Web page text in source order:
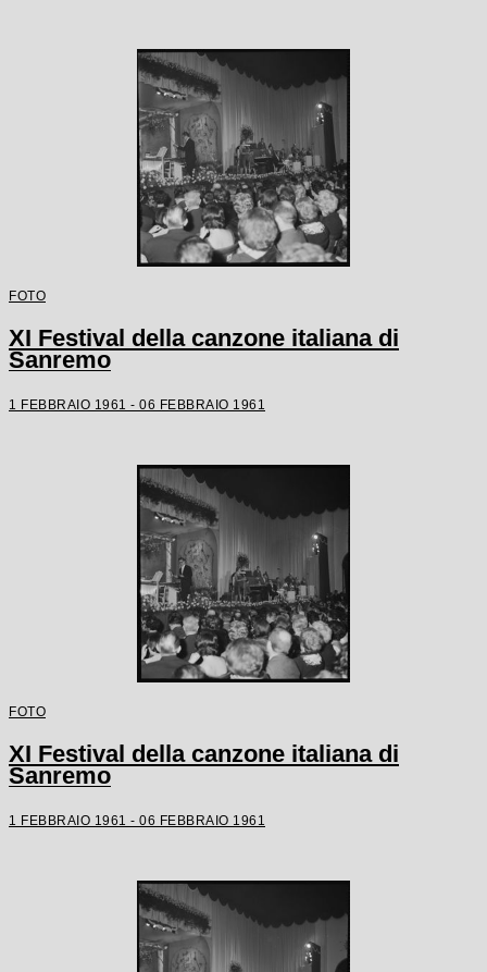
FOTO
XI Festival della canzone italiana di
Sanremo
1 FEBBRAIO 1961 - 06 FEBBRAIO 1961
FOTO
XI Festival della canzone italiana di
Sanremo
1 FEBBRAIO 1961 - 06 FEBBRAIO 1961